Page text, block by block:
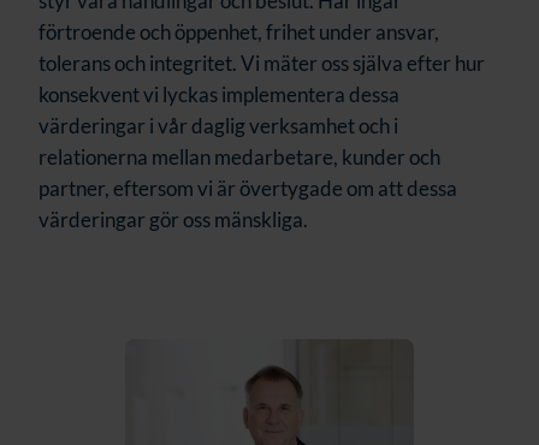
förtroende och öppenhet, frihet under ansvar,
tolerans och integritet. Vi mäter oss själva efter hur
konsekvent vi lyckas implementera dessa
värderingar i vår daglig verksamhet och i
relationerna mellan medarbetare, kunder och
partner, eftersom vi är övertygade om att dessa
värderingar gör oss mänskliga.